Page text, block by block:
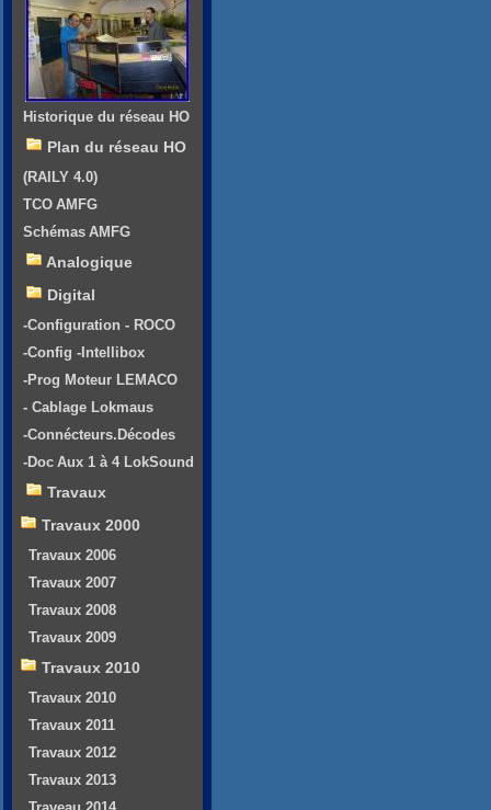
Historique du réseau HO
Plan du réseau HO
(RAILY 4.0)
TCO AMFG
Schémas AMFG
Analogique
Digital
-Configuration - ROCO
-Config -Intellibox
-Prog Moteur LEMACO
- Cablage Lokmaus
-Connécteurs.Décodes
-Doc Aux 1 à 4 LokSound
Travaux
Travaux 2000
Travaux 2006
Travaux 2007
Travaux 2008
Travaux 2009
Travaux 2010
Travaux 2010
Travaux 2011
Travaux 2012
Travaux 2013